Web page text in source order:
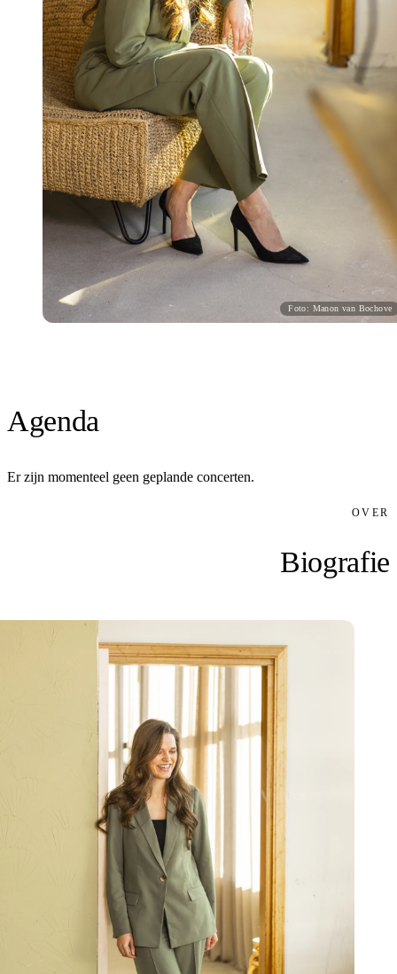
Foto: Manon van Bochove
Agenda
Er zijn momenteel geen geplande concerten.
OVER
Biografie